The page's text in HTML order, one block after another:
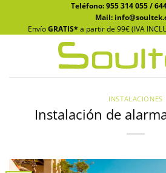
contenido
Teléfono:955 314 055/
Mail:
EnvíoGRATIS* a partir de 99€ (IVA
INSTALACIONES
Instalación de